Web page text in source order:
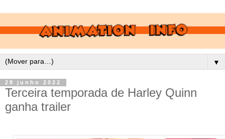
▼
28 junho 2022
Terceira temporada de Harley Quinn
ganha trailer